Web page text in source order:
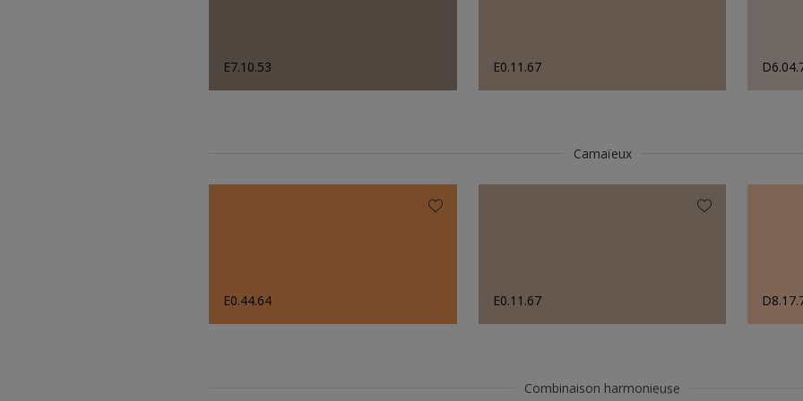
E7.10.53 E0.11.67
Camaïeux
E0.44.64 E0.11.67
Combinaison harmonieuse